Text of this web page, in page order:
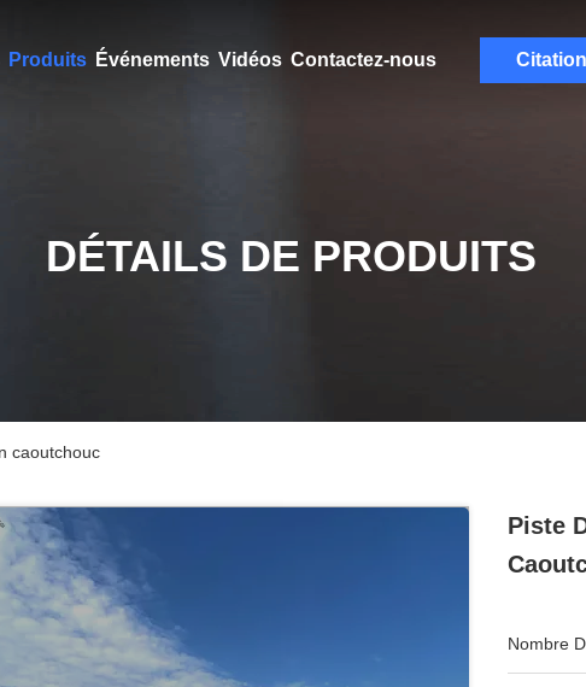
Produits Événements Vidéos Contactez-nous Citation
DÉTAILS DE PRODUITS
caoutchouc
Piste
Nombre